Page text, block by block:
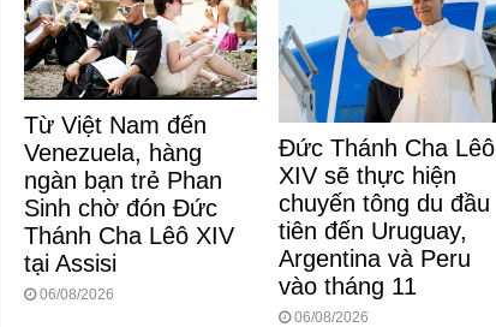
Từ Việt Nam đến
Venezuela, hàng
ngàn bạn trẻ Phan
Sinh chờ đón Đức
Thánh Cha Lêô XIV
tại Assisi
06/08/2026
Đức Thánh Cha Lêô
XIV sẽ thực hiện
chuyến tông du đầu
tiên đến Uruguay,
Argentina và Peru
vào tháng 11
06/08/2026